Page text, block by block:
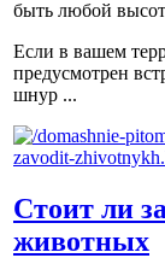
быть любой
Если в вашем
предусмотрен
шнур ...
Стоит ли
животных